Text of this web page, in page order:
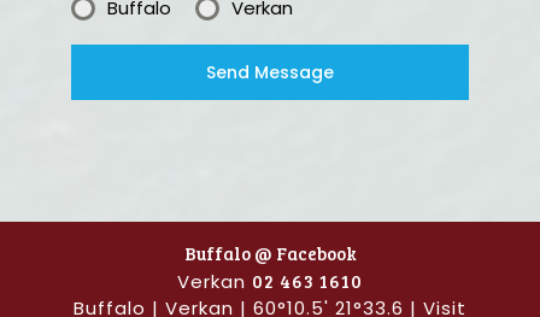
Buffalo Verkan
Send Message
Buffalo @ Facebook
Verkan 02 463 1610
Buffalo | Verkan | 60°10.5' 21°33.6 | Visit